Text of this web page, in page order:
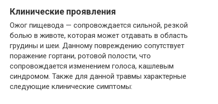
Клинические проявления
Ожог пищевода — сопровождается сильной, резкой
болью в животе, которая может отдавать в область
грудины и шеи. Данному повреждению сопутствует
поражение гортани, ротовой полости, что
сопровождается изменением голоса, кашлевым
синдромом. Также для данной травмы характерные
следующие клинические симптомы: